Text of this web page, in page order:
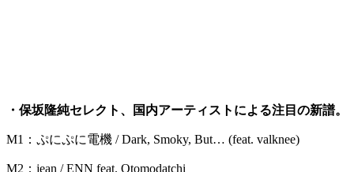
・保坂隆純セレクト、国内アーティストによる注目の新譜。
M1：ぷにぷに電機 / Dark, Smoky, But… (feat. valknee)
M2：jean / ENN feat. Otomodatchi